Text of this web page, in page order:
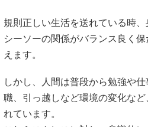
これらストレスに対し、意識的に
くのですが、継続的にストレス
かりが働き、シーソーの関係が乱
また、自律神経は身体の歪みか
自律神経は体の背骨から分布し
番〜5番から副交感神経、頚椎の